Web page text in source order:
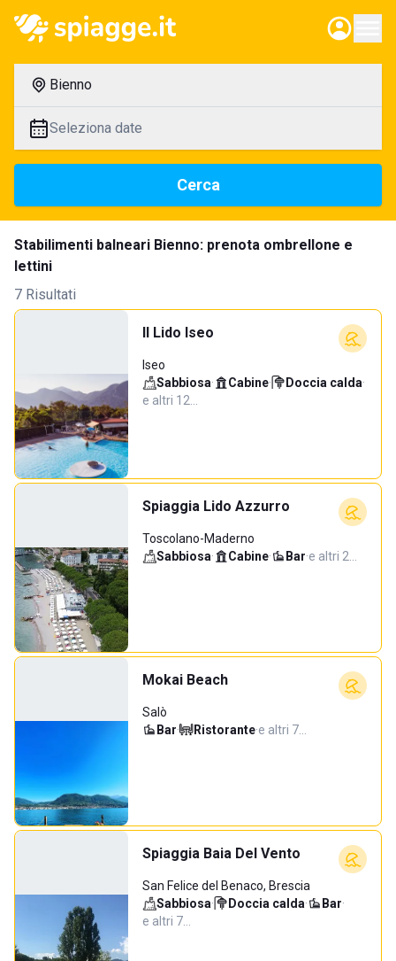
Bienno
Seleziona date
Cerca
Stabilimenti balneari Bienno: prenota ombrellone e
lettini
7 Risultati
Il Lido Iseo
Iseo
Sabbiosa· Cabine· Doccia calda·
e altri 12…
Spiaggia Lido Azzurro
Toscolano-Maderno
Sabbiosa· Cabine· Bar·e altri 2…
Mokai Beach
Salò
Bar· Ristorante·e altri 7…
Spiaggia Baia Del Vento
San Felice del Benaco, Brescia
Sabbiosa· Doccia calda· Bar·
e altri 7…